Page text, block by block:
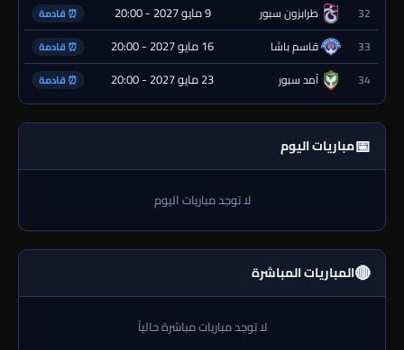
32 طرابزون سبور 9 مايو 2027 - 20:00 ⏰ قادمة
33 قاسم باشا 16 مايو 2027 - 20:00 ⏰ قادمة
34 آمد سبور 23 مايو 2027 - 20:00 ⏰ قادمة
📅مباريات اليوم
لا توجد مباريات اليوم
🔴المباريات المباشرة
لا توجد مباريات مباشرة حالياً